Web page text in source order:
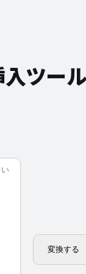
ツー
変換する